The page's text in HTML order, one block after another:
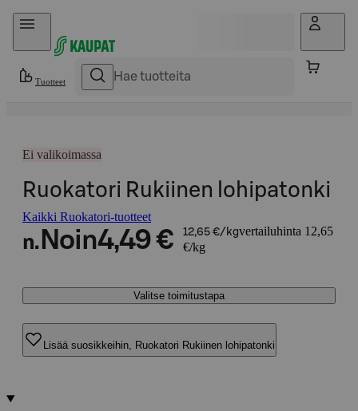
Hyppää sisältöön
Tuotteet
Ei valikoimassa
Ruokatori Rukiinen lohipatonki
Kaikki Ruokatori-tuotteet
n. Noin4,49 € 12,65 €/kgvertailuhinta 12,65
€/kg
Valitse toimitustapa
Lisää suosikkeihin, Ruokatori Rukiinen lohipatonki